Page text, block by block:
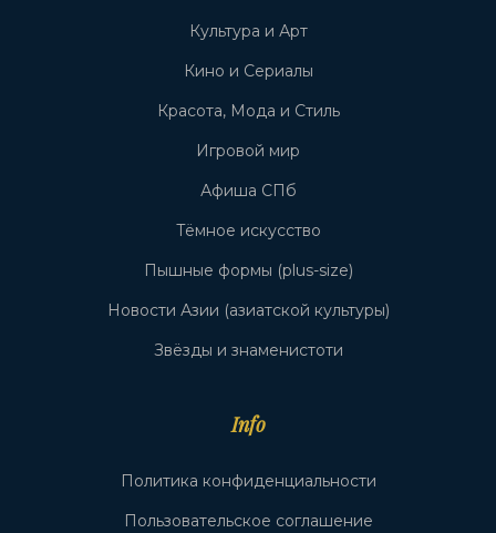
Культура и Арт
Кино и Сериалы
Красота, Мода и Стиль
Игровой мир
Афиша СПб
Тёмное искусство
Пышные формы (plus-size)
Новости Азии (азиатской культуры)
Звёзды и знаменистоти
Info
Политика конфиденциальности
Пользовательское соглашение